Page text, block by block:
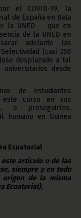
el COVID-19, la
de España en Bata
la UNED — que en
de la UNED en
adelante las
(casi 250
desplazado a tal
desde
de estudiantes
este curso en sus
o proseguirlos,
humano en Guinea
Ecuatorial
artículo o de las
siempre y en todo
de la misma
Ecuatorial).